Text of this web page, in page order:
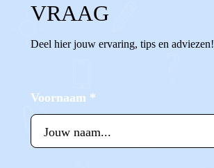
VRAAG
Deel hier jouw ervaring, tips en adviezen!
Voornaam *